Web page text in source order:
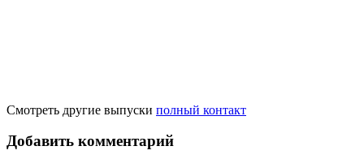
Смотреть другие выпуски полный контакт
Добавить комментарий